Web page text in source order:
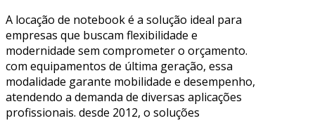
A locação de notebook é a solução ideal para
empresas que buscam flexibilidade e
modernidade sem comprometer o orçamento.
com equipamentos de última geração, essa
modalidade garante mobilidade e desempenho,
atendendo a demanda de diversas aplicações
profissionais. desde 2012, o soluções